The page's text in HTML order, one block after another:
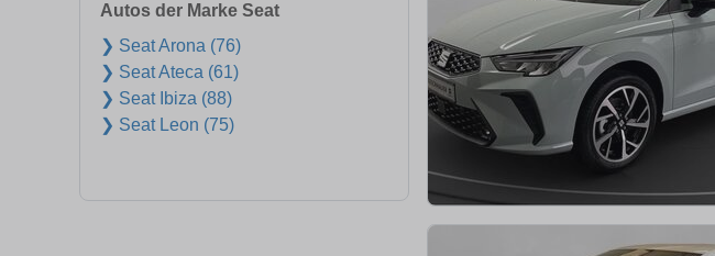
Autos der Marke Seat
❯ Seat Arona (76)
❯ Seat Ateca (61)
❯ Seat Ibiza (88)
❯ Seat Leon (75)